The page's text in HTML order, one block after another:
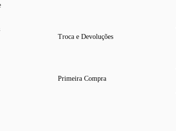
Troca e Devoluções
Primeira Compra